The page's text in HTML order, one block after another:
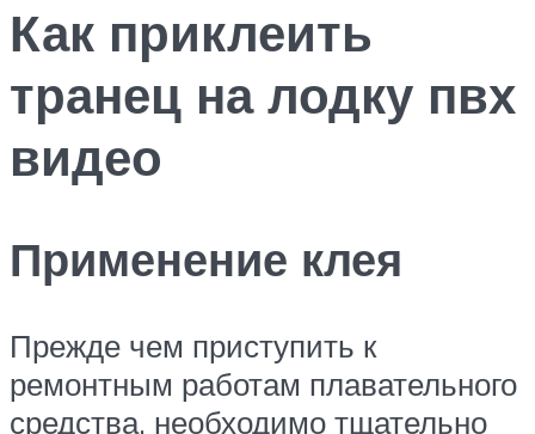
Как приклеить
транец на лодку пвх
видео
Применение клея
Прежде чем приступить к
ремонтным работам плавательного
средства, необходимо тщательно